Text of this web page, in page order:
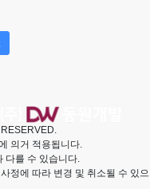
의거 적용됩니다.
다를 수 있습니다.
정에 따라 변경 및 취소될 수 있으